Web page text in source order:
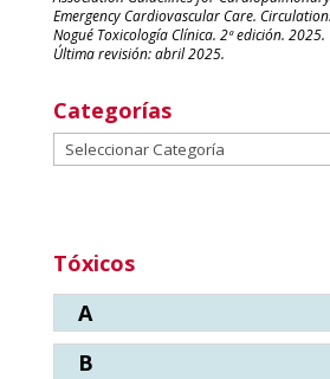
Emergency Cardiovascular Care.
Nogué Toxicología Clínica. 2ª edición. 2025.
Última revisión: abril 2025.
Categorías
Categorías
Tóxicos
A
B